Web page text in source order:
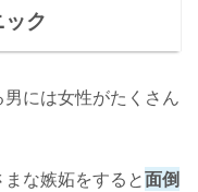
ク
には女性がたくさん
な嫉妬をすると面倒